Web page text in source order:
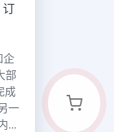
企
部
成
一
...